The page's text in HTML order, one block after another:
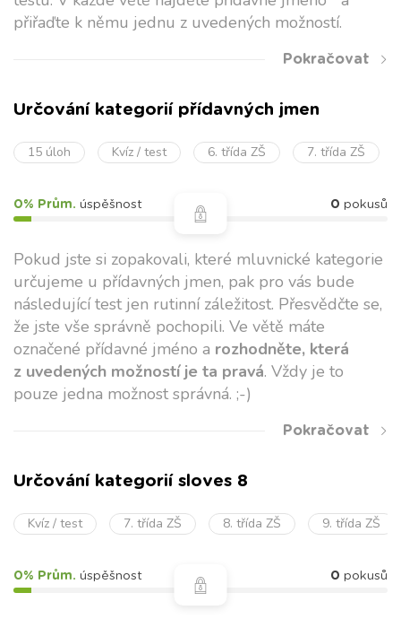
přiřaďte k němu jednu z uvedených možností.
Pokračovat
Určování kategorií přídavných jmen
15 úloh Kvíz / test 6. třída ZŠ 7. třída ZŠ
0% Prům. úspěšnost 0 pokusů
Pokud jste si zopakovali, které mluvnické kategorie
určujeme u přídavných jmen, pak pro vás bude
následující test jen rutinní záležitost. Přesvědčte se,
že jste vše správně pochopili. Ve větě máte
označené přídavné jméno a rozhodněte, která
z uvedených možností je ta pravá. Vždy je to
pouze jedna možnost správná. ;-)
Pokračovat
Určování kategorií sloves 8
Kvíz / test 7. třída ZŠ 8. třída ZŠ 9. třída ZŠ
0% Prům. úspěšnost 0 pokusů